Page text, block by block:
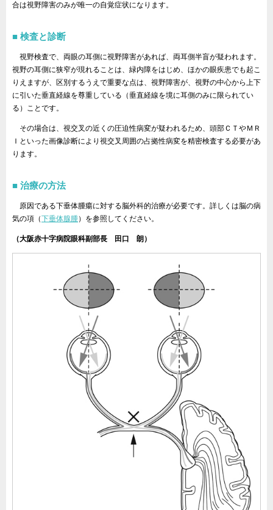
合は視野障害のみが唯一の自覚症状になります。
検査と診断
視野検査で、両眼の耳側に視野障害があれば、両耳側半盲が疑われます。
視野の耳側に狭窄が現れることは、緑内障をはじめ、ほかの眼疾患でも起こ
りえますが、区別するうえで重要な点は、視野障害が、視野の中心から上下
に引いた垂直経線を尊重している（垂直経線を境に耳側のみに限られてい
る）ことです。
その場合は、視交叉の近くの圧迫性病変が疑われるため、頭部ＣＴやＭＲ
Ｉといった画像診断により視交叉周囲の占拠性病変を精密検査する必要があ
ります。
治療の方法
原因である下垂体腫瘍に対する脳外科的治療が必要です。詳しくは脳の病
気の項（下垂体腺腫）を参照してください。
（大阪赤十字病院眼科副部長 田口 朗）